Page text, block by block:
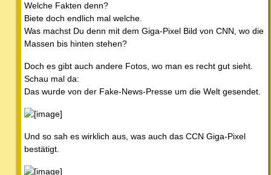
Welche Fakten denn?
Biete doch endlich mal welche.
Was machst Du denn mit dem Giga-Pixel Bild von CNN, wo die
Massen bis hinten stehen?
Doch es gibt auch andere Fotos, wo man es recht gut sieht.
Schau mal da:
Das wurde von der Fake-News-Presse um die Welt gesendet.
Und so sah es wirklich aus, was auch das CCN Giga-Pixel
bestätigt.